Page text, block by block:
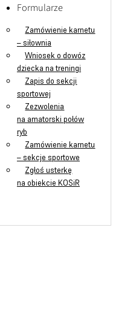
Formularze
Zamówienie karnetu
– siłownia
Wniosek o dowóz
dziecka na treningi
Zapis do sekcji
sportowej
Zezwolenia
na amatorski połów
ryb
Zamówienie karnetu
– sekcje sportowe
Zgłoś usterkę
na obiekcie KOSiR